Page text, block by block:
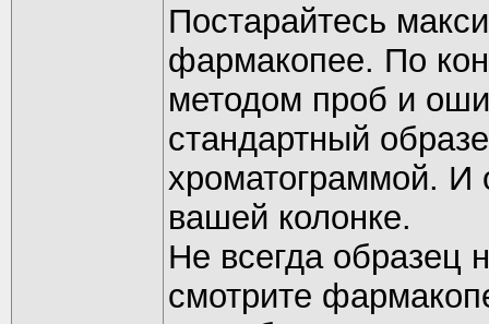
Постарайтесь
фармакопее. По
методом проб и
стандартный
хроматограммой. И
вашей колонке.
Не всегда образец
смотрите